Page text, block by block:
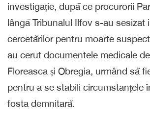
investigație, dupā ce procurorii
lângā Tribunalul Ilfov s-au sesizat
cercetărilor pentru moarte
au cerut documentele medicale
Floreasca și Obregia, urmând să
pentru a se stabili circumstanțele
fosta demnitară.